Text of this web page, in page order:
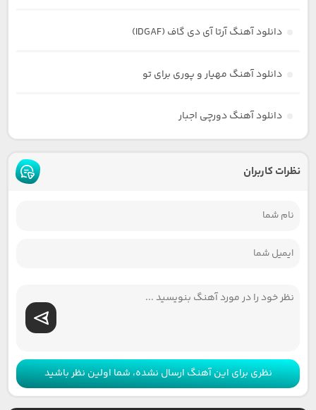
دانلود آهنگ آرتا آی دی گاف (IDGAF)
دانلود آهنگ مهیار و پوری برای تو
دانلود آهنگ دورچی اجبار
نظرات کاربران
نظری برای این آهنگ ارسال نشده، شما اولین نظر باشید